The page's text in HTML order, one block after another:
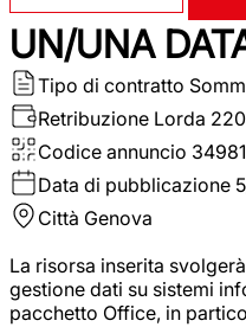
UN/UNA
Tipo di contratto
Retribuzione Lorda
Codice annuncio
Data di pubblicazione
Città Genova
La risorsa inserita
gestione dati su sistemi
pacchetto Office, in